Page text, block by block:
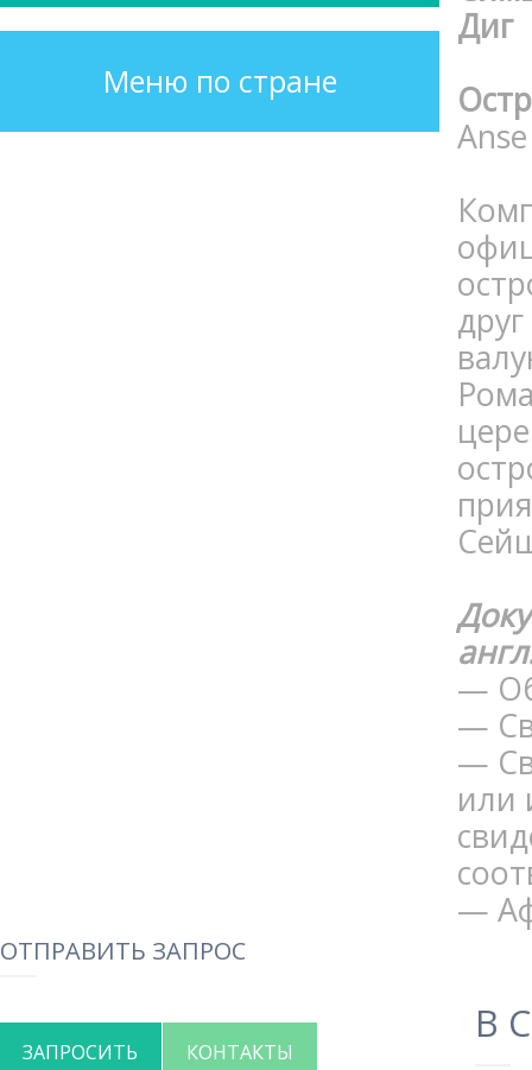
Меню по стране
Диг
—
—
—
или
—
ОТПРАВИТЬ ЗАПРОС
ЗАПРОСИТЬ КОНТАКТЫ
В